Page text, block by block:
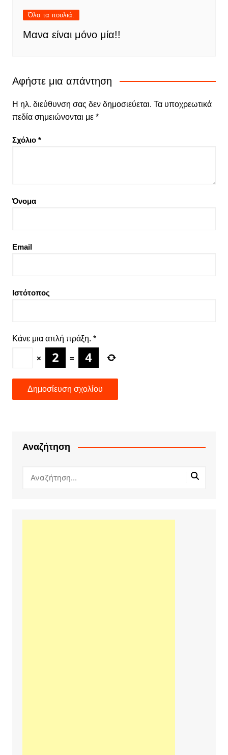
Όλα τα πουλιά.
Μανα είναι μόνο μία!!
Αφήστε μια απάντηση
Η ηλ. διεύθυνση σας δεν δημοσιεύεται. Τα υποχρεωτικά
πεδία σημειώνονται με *
Σχόλιο *
Όνομα
Email
Ιστότοπος
Κάνε μια απλή πράξη. *
× =
Αναζήτηση